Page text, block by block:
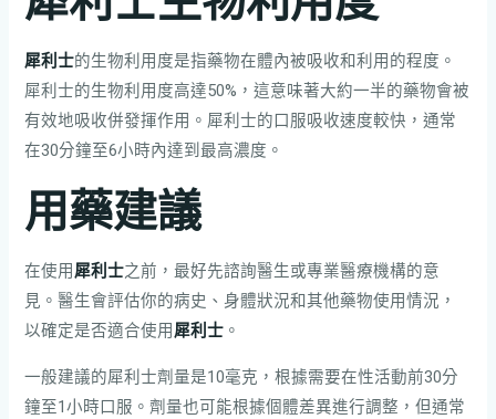
犀利士的生物利用度是指藥物在體內被吸收和利用的程度。
犀利士的生物利用度高達50%，這意味著大約一半的藥物會被
有效地吸收併發揮作用。犀利士的口服吸收速度較快，通常
在30分鐘至6小時內達到最高濃度。
用藥建議
在使用 犀利士之前，最好先諮詢醫生或專業醫療機構的意
見。醫生會評估你的病史、身體狀況和其他藥物使用情況，
以確定是否適合使用 犀利士 。
一般建議的犀利士劑量是10毫克，根據需要在性活動前30分
鐘至1小時口服。劑量也可能根據個體差異進行調整，但通常